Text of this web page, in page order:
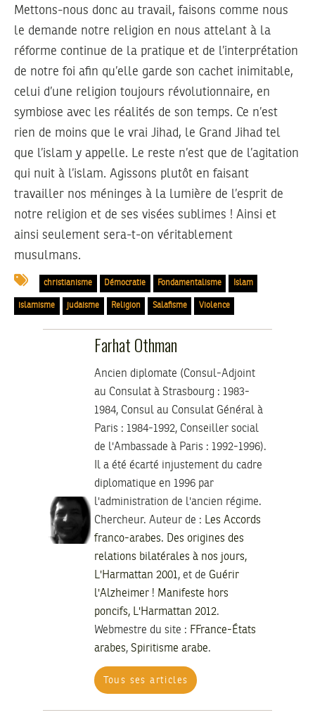
Mettons-nous donc au travail, faisons comme nous
le demande notre religion en nous attelant à la
réforme continue de la pratique et de l’interprétation
de notre foi afin qu’elle garde son cachet inimitable,
celui d’une religion toujours révolutionnaire, en
symbiose avec les réalités de son temps. Ce n’est
rien de moins que le vrai Jihad, le Grand Jihad tel
que l’islam y appelle. Le reste n’est que de l’agitation
qui nuit à l’islam. Agissons plutôt en faisant
travailler nos méninges à la lumière de l’esprit de
notre religion et de ses visées sublimes ! Ainsi et
ainsi seulement sera-t-on véritablement
musulmans.
christianisme Démocratie Fondamentalisme Islam
islamisme judaisme Religion Salafisme Violence
Farhat Othman
Ancien diplomate (Consul-Adjoint
au Consulat à Strasbourg : 1983-
1984, Consul au Consulat Général à
Paris : 1984-1992, Conseiller social
de l'Ambassade à Paris : 1992-1996).
Il a été écarté injustement du cadre
diplomatique en 1996 par
l'administration de l'ancien régime.
Chercheur. Auteur de : Les Accords
franco-arabes. Des origines des
relations bilatérales à nos jours,
L'Harmattan 2001, et de Guérir
l'Alzheimer ! Manifeste hors
poncifs, L'Harmattan 2012.
Webmestre du site : FFrance-États
arabes, Spiritisme arabe.
Tous ses articles